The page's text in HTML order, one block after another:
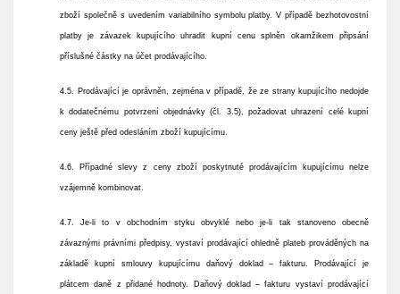
zboží společně s uvedením variabilního symbolu platby. V případě bezhotovostní
platby je závazek kupujícího uhradit kupní cenu splněn okamžikem připsání
příslušné částky na účet prodávajícího.
4.5. Prodávající je oprávněn, zejména v případě, že ze strany kupujícího nedojde
k dodatečnému potvrzení objednávky (čl. 3.5), požadovat uhrazení celé kupní
ceny ještě před odesláním zboží kupujícímu.
4.6. Případné slevy z ceny zboží poskytnuté prodávajícím kupujícímu nelze
vzájemně kombinovat.
4.7. Je-li to v obchodním styku obvyklé nebo je-li tak stanoveno obecně
závaznými právními předpisy, vystaví prodávající ohledně plateb prováděných na
základě kupní smlouvy kupujícímu daňový doklad – fakturu. Prodávající je
plátcem daně z přidané hodnoty. Daňový doklad – fakturu vystaví prodávající